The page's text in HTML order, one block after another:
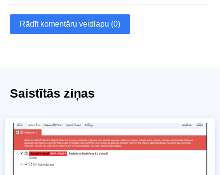
Rādīt komentāru veidlapu (0)
Saistītās ziņas